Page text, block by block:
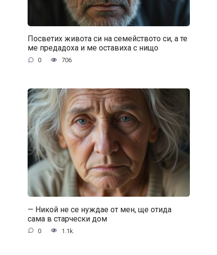
Посветих живота си на семейството си, а те
ме предадоха и ме оставиха с нищо
0 706
— Никой не се нуждае от мен, ще отида
сама в старчески дом
0 1.1k.